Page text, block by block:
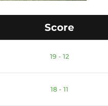
Score
19 - 12
18 - 11